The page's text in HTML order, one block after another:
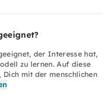
der Interesse hat,
zu lernen. Auf diese
mit der menschlichen